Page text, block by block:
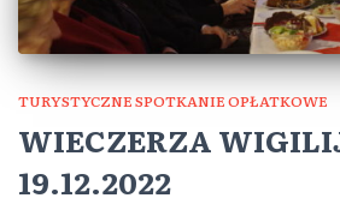
TURYSTYCZNE SPOTKANIE OPŁATKOWE
WIECZERZA
19.12.2022